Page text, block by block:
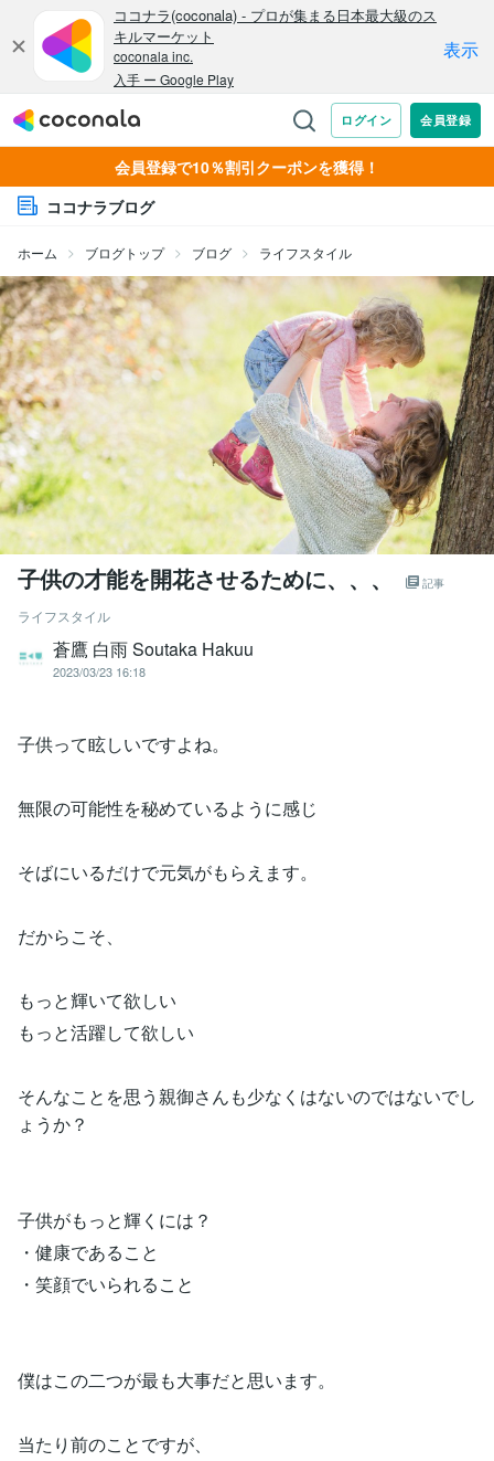
会員登録で10％割引クーポンを獲得！
ココナラブログ
ホーム ブログトップ ブログ ライフスタイル
子供の才能を開花させるために、、、 記事
ライフスタイル
蒼鷹 白雨 Soutaka Hakuu
2023/03/23 16:18
子供って眩しいですよね。
無限の可能性を秘めているように感じ
そばにいるだけで元気がもらえます。
だからこそ、
もっと輝いて欲しい
もっと活躍して欲しい
そんなことを思う親御さんも少なくはないのではないでし
ょうか？
子供がもっと輝くには？
・健康であること
・笑顔でいられること
僕はこの二つが最も大事だと思います。
当たり前のことですが、